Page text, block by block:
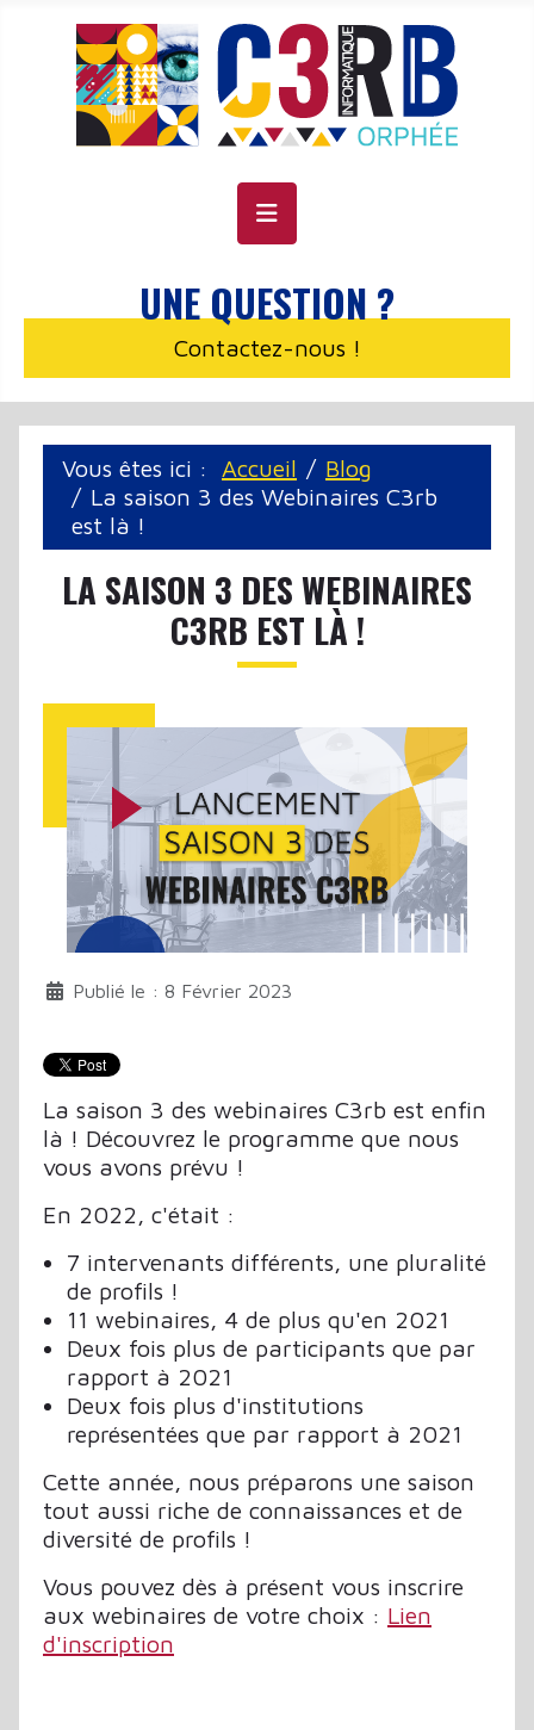
UNE QUESTION ?
Contactez-nous !
Vous êtes ici : Accueil
Blog
La saison 3 des Webinaires C3rb
est là !
LA SAISON 3 DES WEBINAIRES
C3RB EST LÀ !
Publié le : 8 Février 2023
La saison 3 des webinaires C3rb est enfin
là ! Découvrez le programme que nous
vous avons prévu !
En 2022, c'était :
7 intervenants différents, une pluralité
de profils !
11 webinaires, 4 de plus qu'en 2021
Deux fois plus de participants que par
rapport à 2021
Deux fois plus d'institutions
représentées que par rapport à 2021
Cette année, nous préparons une saison
tout aussi riche de connaissances et de
diversité de profils !
Vous pouvez dès à présent vous inscrire
aux webinaires de votre choix : Lien
d'inscription